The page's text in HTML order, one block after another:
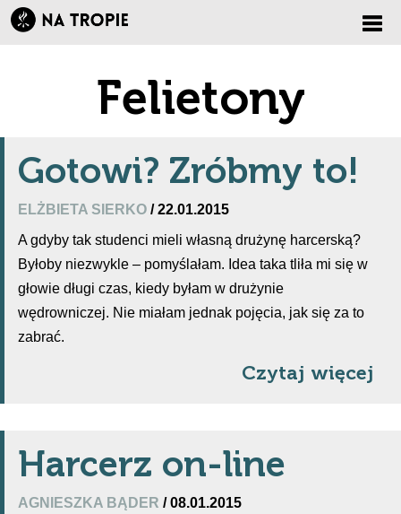
Felietony
Gotowi? Zróbmy to!
ELŻBIETA SIERKO / 22.01.2015
A gdyby tak studenci mieli własną drużynę harcerską?
Byłoby niezwykle – pomyślałam. Idea taka tliła mi się w
głowie długi czas, kiedy byłam w drużynie
wędrowniczej. Nie miałam jednak pojęcia, jak się za to
zabrać.
Czytaj więcej
Harcerz on-line
AGNIESZKA BĄDER / 08.01.2015